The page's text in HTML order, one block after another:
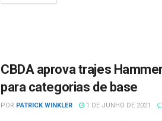
CBDA aprova trajes
para categorias de base
POR PATRICK WINKLER 1 DE JUNHO DE 2021